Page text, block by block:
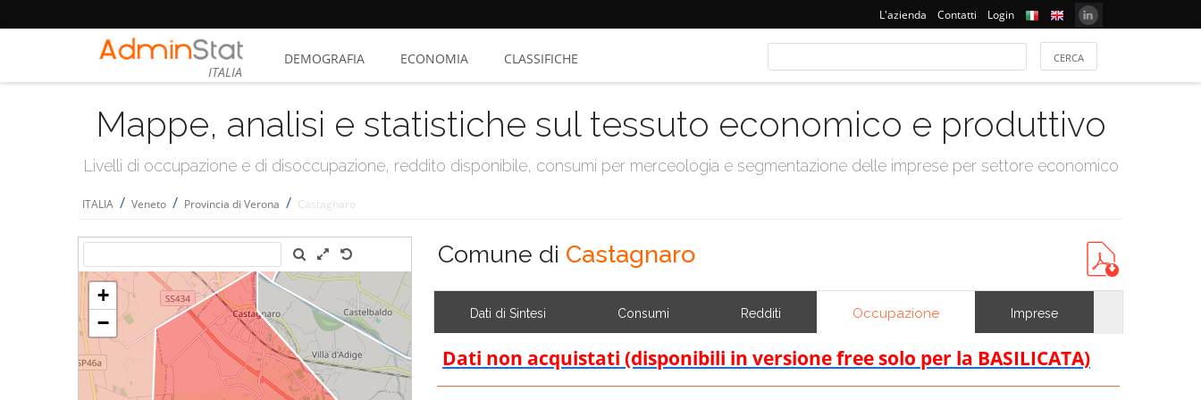
L'azienda Contatti Login
ITALIA
DEMOGRAFIA ECONOMIA CLASSIFICHE
Mappe, analisi e statistiche sul tessuto economico e produttivo
Livelli di occupazione e di disoccupazione, reddito disponibile, consumi per merceologia e segmentazione delle imprese per settore economico
ITALIA / Veneto / Provincia di Verona / Castagnaro
Comune di Castagnaro
Dati di Sintesi Consumi Redditi Occupazione Imprese
Dati non acquistati (disponibili in versione free solo per la BASILICATA)